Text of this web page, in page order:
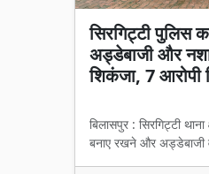
सिरगिट्टी पुलिस
अड्डेबाजी और
शिकंजा, 7 आरोपी
बिलासपुर : सिरगिट्टी
बनाए रखने और